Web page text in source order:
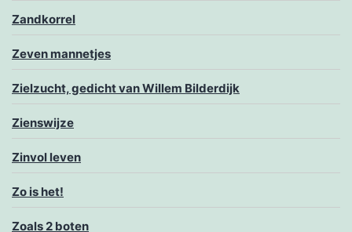
Zandkorrel
Zeven mannetjes
Zielzucht, gedicht van Willem Bilderdijk
Zienswijze
Zinvol leven
Zo is het!
Zoals 2 boten